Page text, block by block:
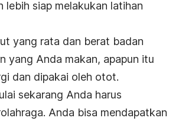
siap melakukan latihan
yang rata dan berat badan
yang Anda makan, apapun itu
dan dipakai oleh otot.
sekarang Anda harus
Anda bisa mendapatkan